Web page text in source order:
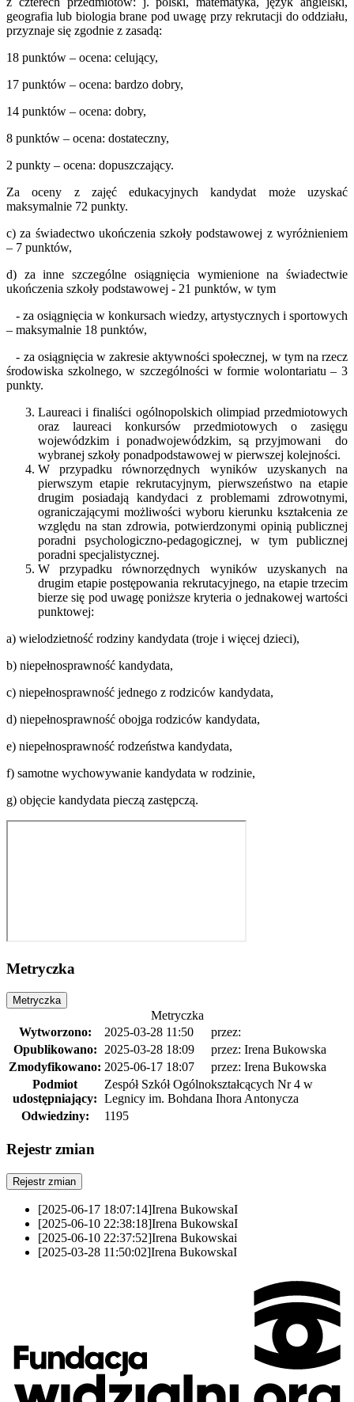
geografia lub biologia brane pod uwagę przy rekrutacji do oddziału,
przyznaje się zgodnie z zasadą:
18 punktów – ocena: celujący,
17 punktów – ocena: bardzo dobry,
14 punktów – ocena: dobry,
8 punktów – ocena: dostateczny,
2 punkty – ocena: dopuszczający.
Za oceny z zajęć edukacyjnych kandydat może uzyskać
maksymalnie 72 punkty.
c) za świadectwo ukończenia szkoły podstawowej z wyróżnieniem
– 7 punktów,
d) za inne szczególne osiągnięcia wymienione na świadectwie
ukończenia szkoły podstawowej - 21 punktów, w tym
- za osiągnięcia w konkursach wiedzy, artystycznych i sportowych
– maksymalnie 18 punktów,
- za osiągnięcia w zakresie aktywności społecznej, w tym na rzecz
środowiska szkolnego, w szczególności w formie wolontariatu – 3
punkty.
Laureaci i finaliści ogólnopolskich olimpiad przedmiotowych
oraz laureaci konkursów przedmiotowych o zasięgu
wojewódzkim i ponadwojewódzkim, są przyjmowani do
wybranej szkoły ponadpodstawowej w pierwszej kolejności.
W przypadku równorzędnych wyników uzyskanych na
pierwszym etapie rekrutacyjnym, pierwszeństwo na etapie
drugim posiadają kandydaci z problemami zdrowotnymi,
ograniczającymi możliwości wyboru kierunku kształcenia ze
względu na stan zdrowia, potwierdzonymi opinią publicznej
poradni psychologiczno-pedagogicznej, w tym publicznej
poradni specjalistycznej.
W przypadku równorzędnych wyników uzyskanych na
drugim etapie postępowania rekrutacyjnego, na etapie trzecim
bierze się pod uwagę poniższe kryteria o jednakowej wartości
punktowej:
a) wielodzietność rodziny kandydata (troje i więcej dzieci),
b) niepełnosprawność kandydata,
c) niepełnosprawność jednego z rodziców kandydata,
d) niepełnosprawność obojga rodziców kandydata,
e) niepełnosprawność rodzeństwa kandydata,
f) samotne wychowywanie kandydata w rodzinie,
g) objęcie kandydata pieczą zastępczą.
Metryczka
Metryczka
Metryczka
Wytworzono:
2025-03-28 11:50
przez:
Opublikowano: 2025-03-28 18:09
przez: Irena Bukowska
Zmodyfikowano: 2025-06-17 18:07
przez: Irena Bukowska
Podmiot
udostępniający:
Zespół Szkół Ogólnokształcących Nr 4 w
Legnicy im. Bohdana Ihora Antonycza
Odwiedziny:
1195
Rejestr zmian
Rejestr zmian
[2025-06-17 18:07:14]Irena BukowskaI
[2025-06-10 22:38:18]Irena BukowskaI
[2025-06-10 22:37:52]Irena Bukowskai
[2025-03-28 11:50:02]Irena BukowskaI